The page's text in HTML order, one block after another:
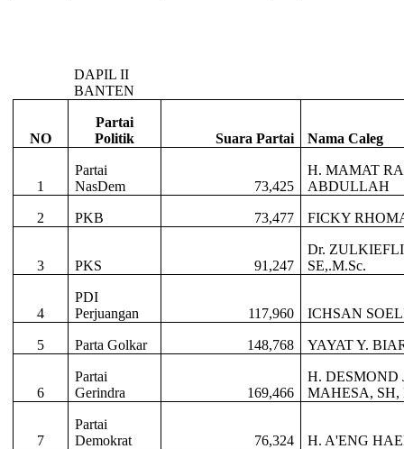
DAPIL II
BANTEN
NO
Partai
Politik
Suara Partai Nama Caleg
1
Partai
NasDem
73,425
H. MAMAT
ABDULLAH
2 PKB 73,477 FICKY
3 PKS 91,247
Dr.
SE,.M.Sc.
4
PDI
Perjuangan
117,960 ICHSAN
5 Parta Golkar 148,768 YAYAT Y.
6
Partai
Gerindra
169,466
H. DESMOND
MAHESA, SH,
7
Partai
Demokrat
76,324 H. A'ENG